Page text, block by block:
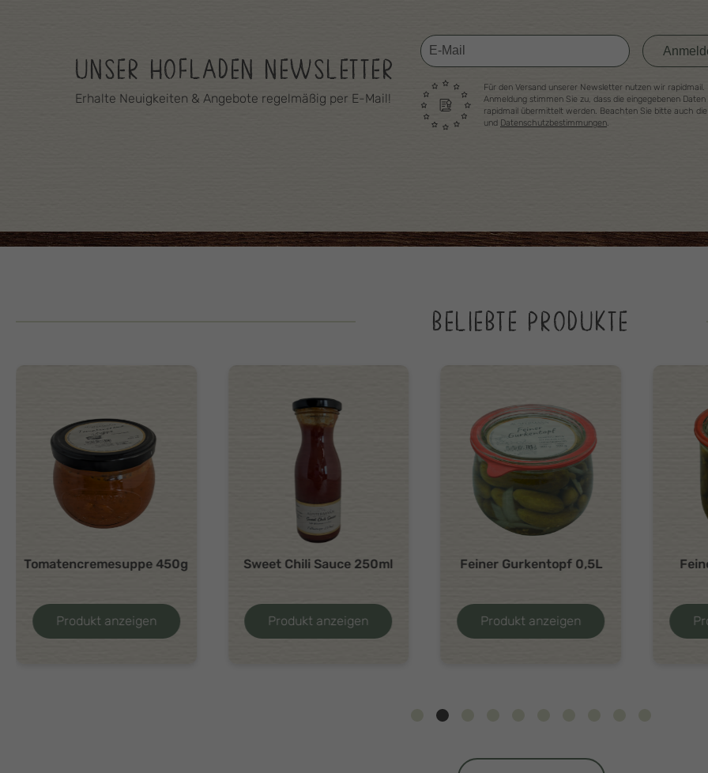
UNSER HOFLADEN NEWSLETTER
Erhalte Neuigkeiten & Angebote regelmäßig per E-Mail!
Für den Versand unserer Newsletter nutzen wir
Anmeldung stimmen Sie zu, dass die eingegebenen Daten
rapidmail übermittelt werden. Beachten Sie bitte auch
und Datenschutzbestimmungen.
BELIEBTE PRODUKTE
Sweet Chili Sauce 250ml
Produkt anzeigen
Feiner Gurkentopf 0,5L
Produkt anzeigen
Feiner Gurkentopf 1L
Produkt anzeigen